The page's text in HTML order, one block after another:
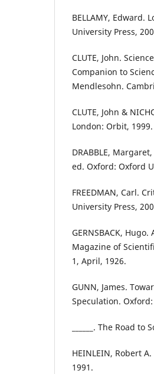
BELLAMY, Edward.
University Press,
CLUTE, John.
Companion to
Mendlesohn.
CLUTE, John &
London: Orbit, 1999.
DRABBLE,
ed. Oxford: Oxford
FREEDMAN, Carl.
University Press,
GERNSBACK,
Magazine of
1, April, 1926.
GUNN, James.
Speculation.
______. The Road
HEINLEIN, Robert
1991.